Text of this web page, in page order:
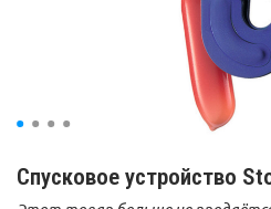
Спусковое устройство